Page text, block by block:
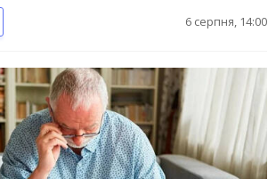
6 серпня, 14:00